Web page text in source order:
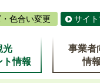
色合い変更 サイ
光
ト情報
事業者
情報